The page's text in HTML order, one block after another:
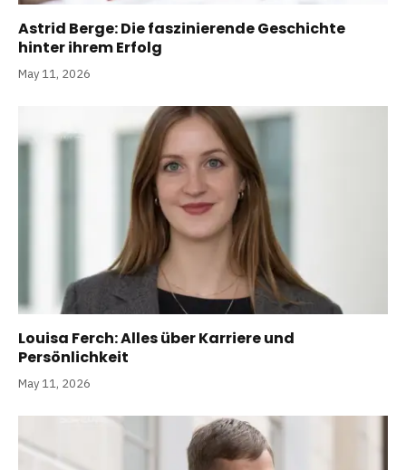
Astrid Berge: Die faszinierende Geschichte
hinter ihrem Erfolg
May 11, 2026
Louisa Ferch: Alles über Karriere und
Persönlichkeit
May 11, 2026